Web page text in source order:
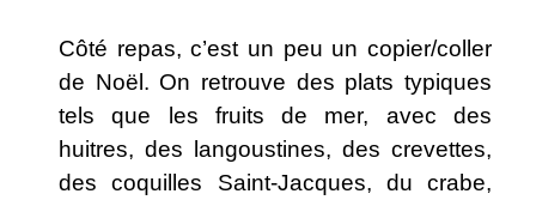
Côté repas, c’est un peu un copier/coller
de Noël. On retrouve des plats typiques
tels que les fruits de mer, avec des
huitres, des langoustines, des crevettes,
des coquilles Saint-Jacques, du crabe,